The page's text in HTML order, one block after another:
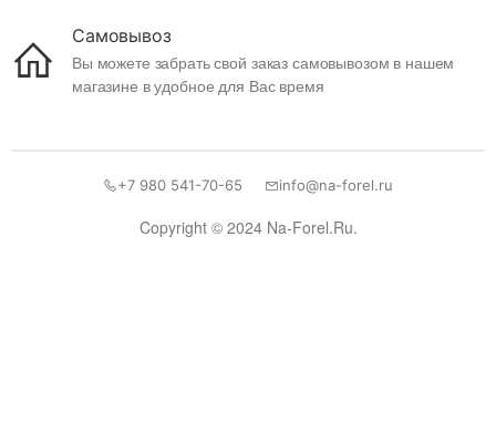
Самовывоз
Вы можете забрать свой заказ самовывозом в нашем
магазине в удобное для Вас время
Copyright © 2024 Na-Forel.Ru.
+7 980 541-70-65 info@na-forel.ru